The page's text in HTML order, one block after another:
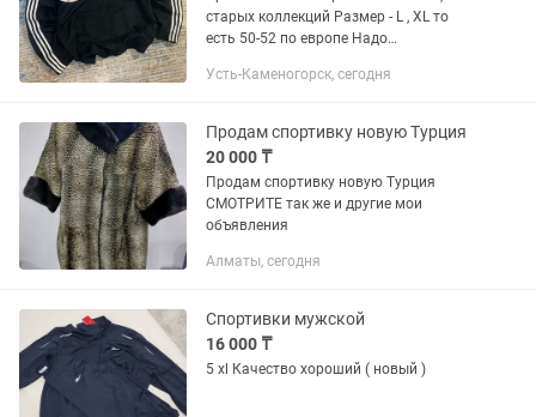
старых коллекций Размер - L , XL то
есть 50-52 по европе Надо
Усть-Каменогорск, сегодня
Продам спортивку новую Турция
20 000 ₸
Продам спортивку новую Турция
СМОТРИТЕ так же и другие мои
объявления
Алматы, сегодня
Спортивки мужской
16 000 ₸
5 xl Качество хороший ( новый )